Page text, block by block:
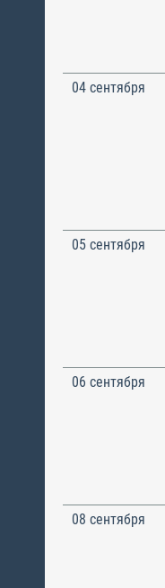
04 сентября
05 сентября
06 сентября
08 сентября